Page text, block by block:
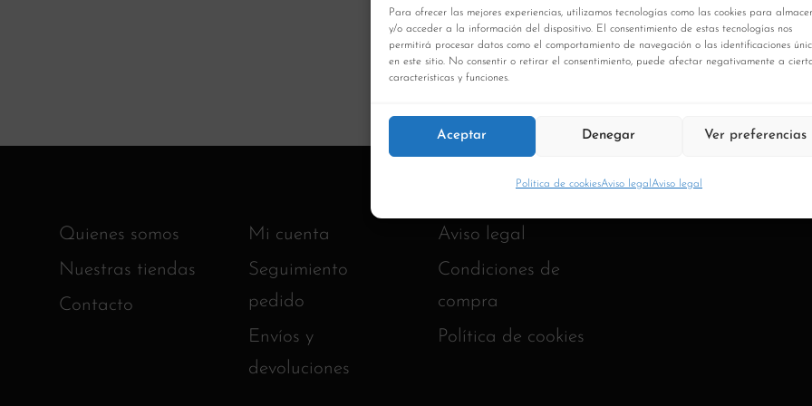
Para ofrecer las mejores experiencias, utilizamos tecnologías como las cookies para
y/o acceder a la información del dispositivo. El consentimiento de estas tecnologías nos
permitirá procesar datos como el comportamiento de navegación o las identificaciones
en este sitio. No consentir o retirar el consentimiento, puede afectar negativamente a
características y funciones.
Aceptar Denegar Ver preferencias
Política de cookiesAviso legal Aviso legal
Quienes somos
Nuestras tiendas
Contacto
Mi cuenta
Seguimiento
pedido
Envíos y
devoluciones
Aviso legal
Condiciones de
compra
Política de cookies